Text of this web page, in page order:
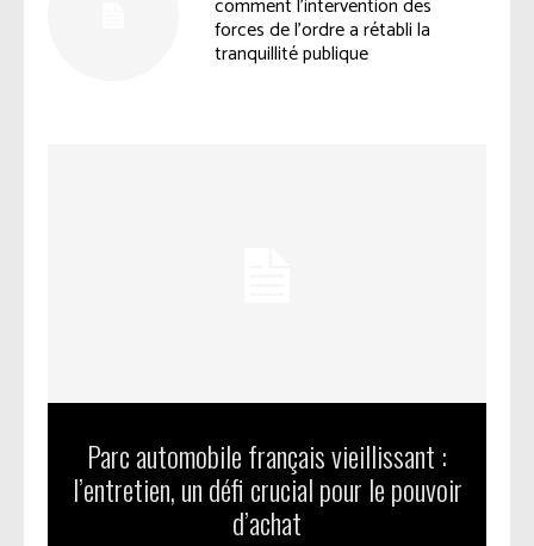
comment l’intervention des
forces de l’ordre a rétabli la
tranquillité publique
Parc automobile français vieillissant :
l’entretien, un défi crucial pour le pouvoir
d’achat